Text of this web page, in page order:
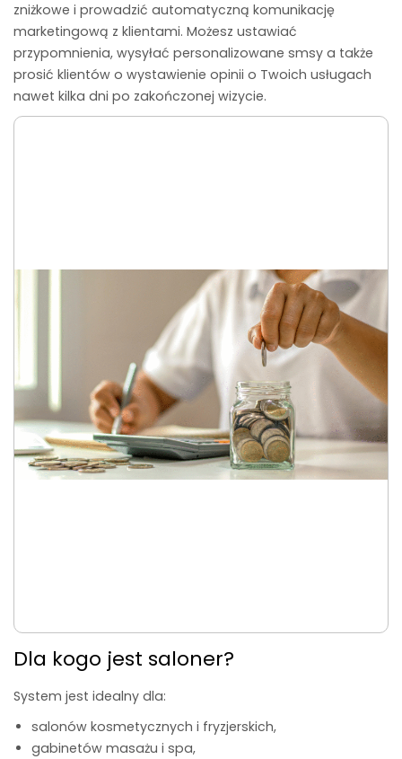
zniżkowe i prowadzić automatyczną komunikację
marketingową z klientami. Możesz ustawiać
przypomnienia, wysyłać personalizowane smsy a także
prosić klientów o wystawienie opinii o Twoich usługach
nawet kilka dni po zakończonej wizycie.
Dla kogo jest saloner?
System jest idealny dla:
salonów kosmetycznych i fryzjerskich,
gabinetów masażu i spa,